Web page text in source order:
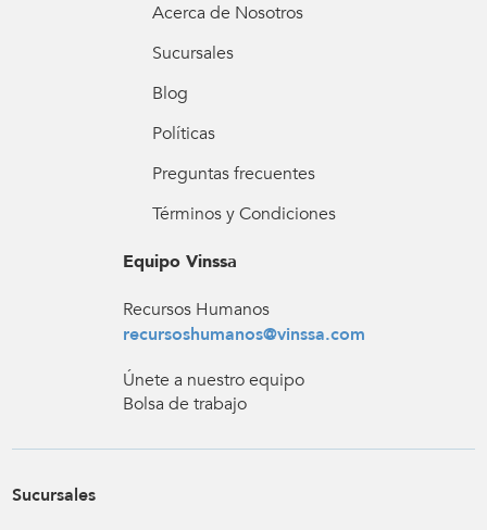
Acerca de Nosotros
Sucursales
Blog
Políticas
Preguntas frecuentes
Términos y Condiciones
Equipo Vinssa
Recursos Humanos
recursoshumanos@vinssa.com
Únete a nuestro equipo
Bolsa de trabajo
Sucursales